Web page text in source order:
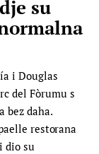
su
i Douglas
del Fòrumu s
bez daha.
restorana
dio su